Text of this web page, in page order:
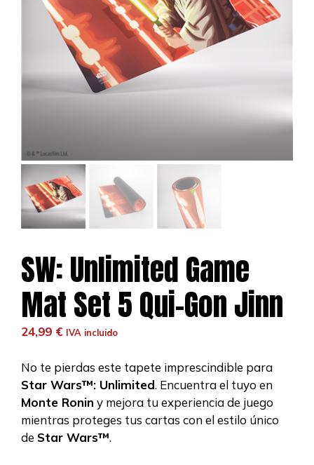
SW: Unlimited Game
Mat Set 5 Qui-Gon Jinn
24,99 € IVA incluido
No te pierdas este tapete imprescindible para
Star Wars™: Unlimited. Encuentra el tuyo en
Monte Ronin y mejora tu experiencia de juego
mientras proteges tus cartas con el estilo único
de Star Wars™.